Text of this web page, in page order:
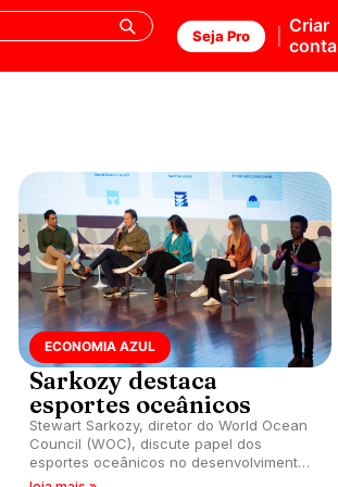
Seja Pro
Criar
conta
ECONOMIA AZUL
Sarkozy destaca
esportes oceânicos
Stewart Sarkozy, diretor do World Ocean
Council (WOC), discute papel dos
esportes oceânicos no desenvolvimento
sustentável dos mares. Confira entrevista